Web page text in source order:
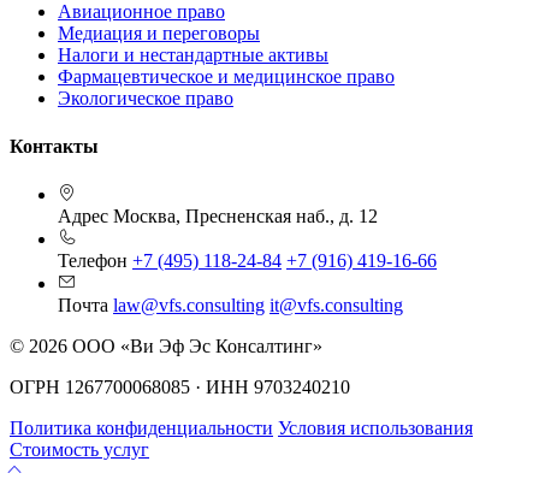
Авиационное право
Медиация и переговоры
Налоги и нестандартные активы
Фармацевтическое и медицинское право
Экологическое право
Контакты
Адрес Москва, Пресненская наб., д. 12
Телефон +7 (495) 118-24-84 +7 (916) 419-16-66
Почта law@vfs.consulting it@vfs.consulting
© 2026 ООО «Ви Эф Эс Консалтинг»
ОГРН 1267700068085 · ИНН 9703240210
Политика конфиденциальности Условия использования
Стоимость услуг